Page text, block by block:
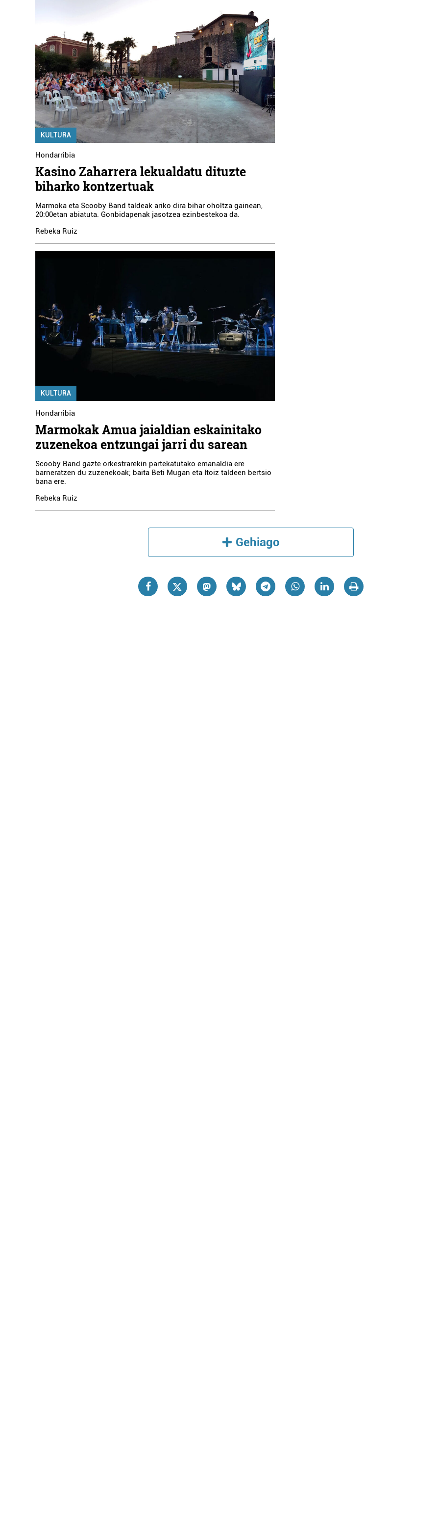
KULTURA
Hondarribia
Kasino Zaharrera lekualdatu dituzte
biharko kontzertuak
Marmoka eta Scooby Band taldeak ariko dira bihar oholtza gainean,
20:00etan abiatuta. Gonbidapenak jasotzea ezinbestekoa da.
Rebeka Ruiz
KULTURA
Hondarribia
Marmokak Amua jaialdian eskainitako
zuzenekoa entzungai jarri du sarean
Scooby Band gazte orkestrarekin partekatutako emanaldia ere
barneratzen du zuzenekoak; baita Beti Mugan eta Itoiz taldeen bertsio
bana ere.
Rebeka Ruiz
Gehiago